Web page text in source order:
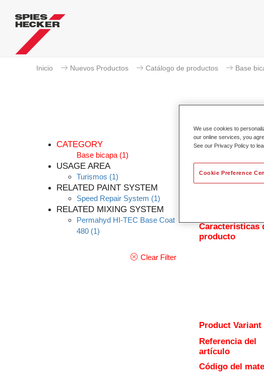
Inicio Nuevos Productos Catálogo de productos Base
CATEGORY
Base bicapa (1)
USAGE AREA
Turismos (1)
RELATED PAINT SYSTEM
Speed Repair System (1)
RELATED MIXING SYSTEM
Permahyd HI-TEC Base Coat
480 (1)
Clear Filter
El básico
Permahyd Hi-
agua. El sistema
necesarios para
Características
producto
Product Variant
Referencia del
artículo
Código del
We use cookies to
our online services, you
See our Privacy Policy to
Cookie Preference